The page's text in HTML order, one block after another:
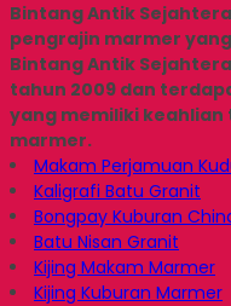
Bintang Antik
pengrajin marmer
Bintang Antik
tahun 2009 dan
yang memiliki
marmer.
Makam Perjamuan
Kaligrafi Batu Granit
Bongpay Kuburan
Batu Nisan Granit
Kijing Makam Marmer
Kijing Kuburan Marmer